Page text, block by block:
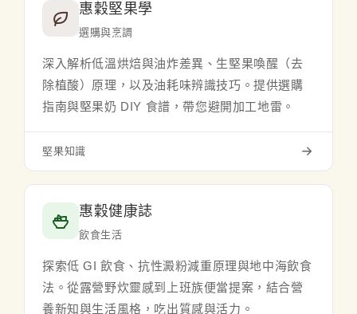
惠穀堅果學
選購與烹調
深入解析低溫烘焙與油炸差異、生堅果喚醒（去
除植酸）原理，以及油耗味辨識技巧。提供選購
指南與堅果奶 DIY 食譜，帶您避開加工地雷。
堅果知識
惠穀健康誌
飲食生活
探索低 GI 飲食、抗性澱粉減重原理與地中海飲食
法。從露營野炊靈感到上班族便當提案，結合營
養新知與生活風格，吃出質感與活力。